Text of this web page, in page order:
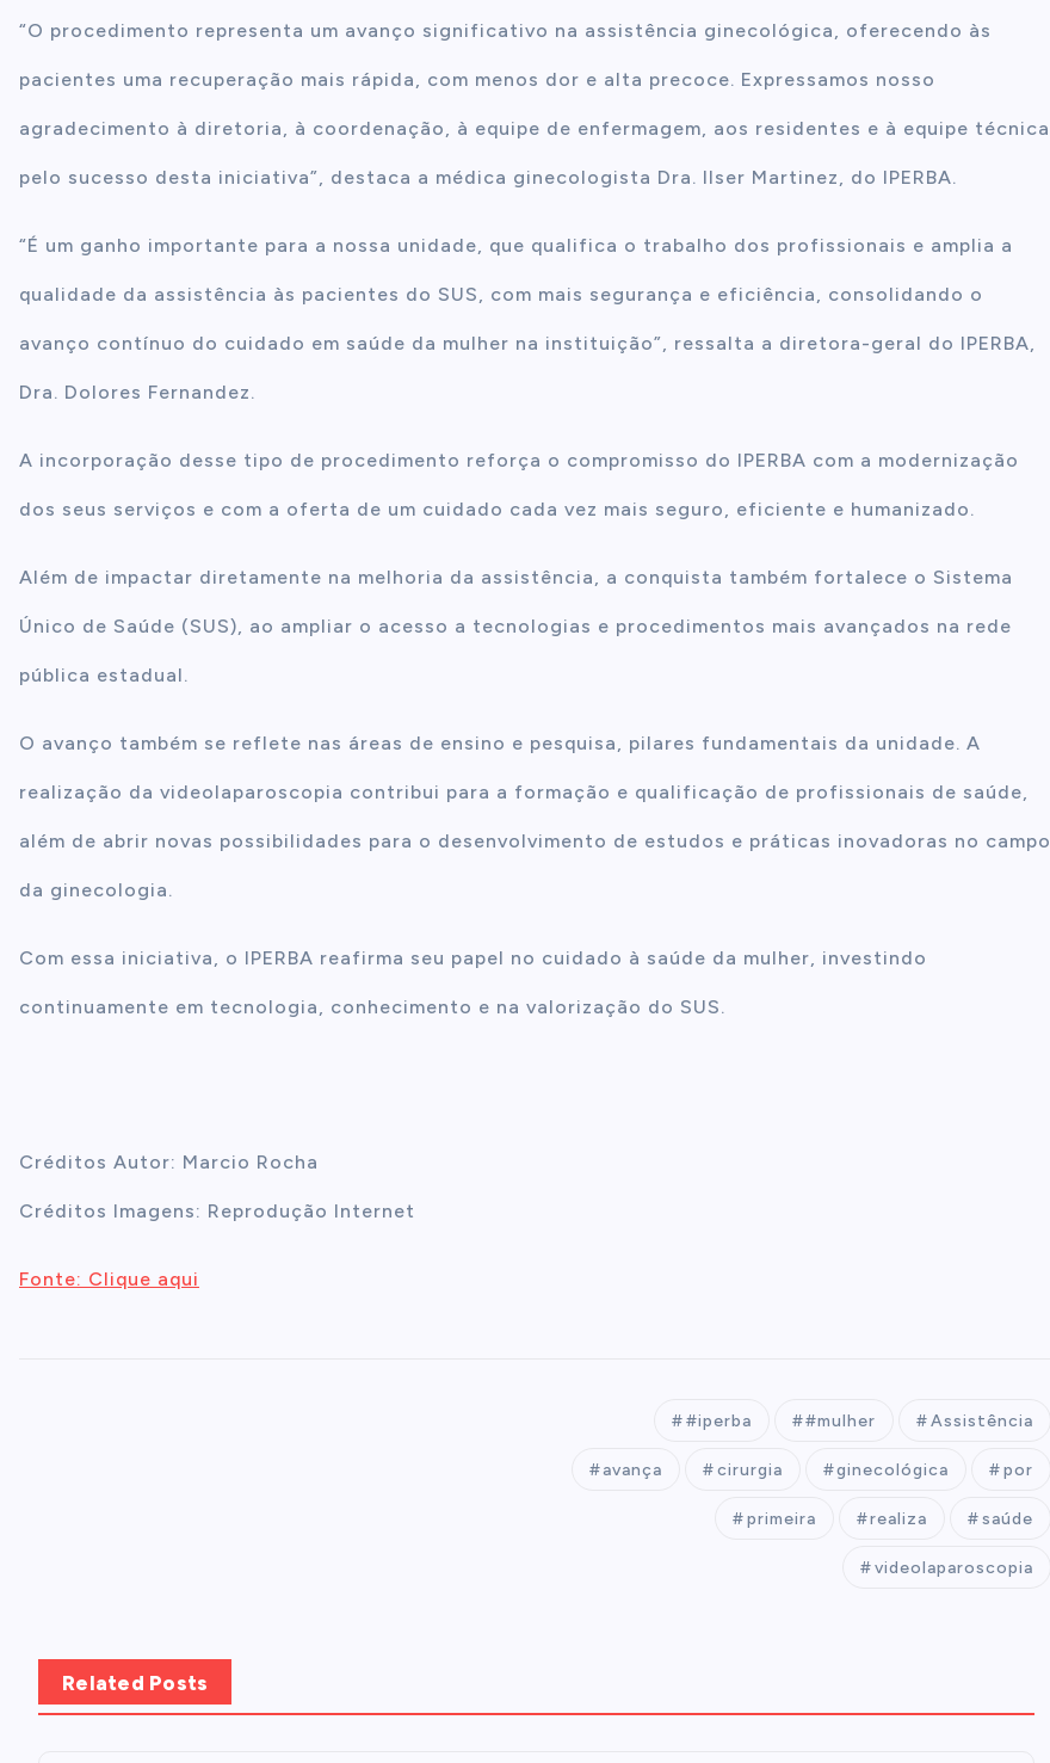
“O procedimento representa um avanço significativo na assistência ginecológica, oferecendo às
pacientes uma recuperação mais rápida, com menos dor e alta precoce. Expressamos nosso
agradecimento à diretoria, à coordenação, à equipe de enfermagem, aos residentes e à equipe técnica
pelo sucesso desta iniciativa”, destaca a médica ginecologista Dra. Ilser Martinez, do IPERBA.
“É um ganho importante para a nossa unidade, que qualifica o trabalho dos profissionais e amplia a
qualidade da assistência às pacientes do SUS, com mais segurança e eficiência, consolidando o
avanço contínuo do cuidado em saúde da mulher na instituição”, ressalta a diretora-geral do IPERBA,
Dra. Dolores Fernandez.
A incorporação desse tipo de procedimento reforça o compromisso do IPERBA com a modernização
dos seus serviços e com a oferta de um cuidado cada vez mais seguro, eficiente e humanizado.
Além de impactar diretamente na melhoria da assistência, a conquista também fortalece o Sistema
Único de Saúde (SUS), ao ampliar o acesso a tecnologias e procedimentos mais avançados na rede
pública estadual.
O avanço também se reflete nas áreas de ensino e pesquisa, pilares fundamentais da unidade. A
realização da videolaparoscopia contribui para a formação e qualificação de profissionais de saúde,
além de abrir novas possibilidades para o desenvolvimento de estudos e práticas inovadoras no campo
da ginecologia.
Com essa iniciativa, o IPERBA reafirma seu papel no cuidado à saúde da mulher, investindo
continuamente em tecnologia, conhecimento e na valorização do SUS.
Créditos Autor: Marcio Rocha
Créditos Imagens: Reprodução Internet
Fonte: Clique aqui
#iperba #mulher Assistência
avança cirurgia ginecológica por
primeira realiza saúde
videolaparoscopia
Related Posts